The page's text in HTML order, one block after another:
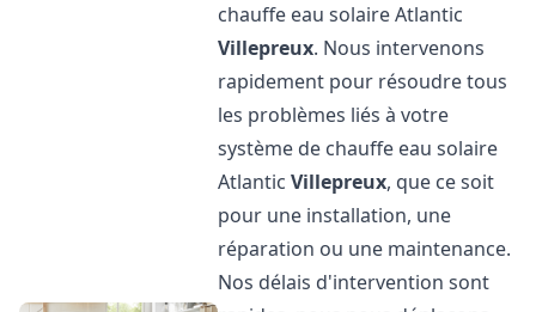
chauffe eau solaire Atlantic
Villepreux. Nous intervenons
rapidement pour résoudre tous
les problèmes liés à votre
système de chauffe eau solaire
AtlanticVillepreux, que ce soit
pour une installation, une
réparation ou une maintenance.
Nos délais d'intervention sont